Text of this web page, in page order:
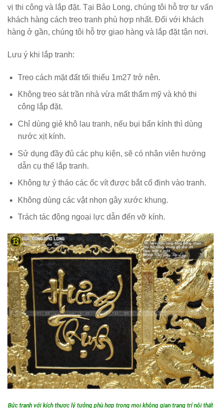
vị thi công và lắp đặt. Tại Bảo Long, chúng tôi hỗ trợ tư vấn
khách hàng cách treo tranh phù hợp nhất. Đối với khách
hàng ở gần, chúng tôi hỗ trợ giao hàng và lắp đặt tận nơi.
Lưu ý khi lắp tranh:
Treo cách mặt đất tối thiểu 1m27 trở nên.
Không treo sát trần nhà vừa mất thẩm mỹ và khó thi
công lắp đặt.
Chỉ dùng giẻ khô lau tranh, nếu bụi bẩn kính thì dùng
nước xịt kính.
Sử dụng đầy đủ các phụ kiện, sẽ có nhân viên hướng
dẫn cụ thể lắp tranh.
Không tự ý tháo các ốc vít được bắt cố định vào tranh.
Không dùng các vật nhọn gây xước khung.
Trách tác động ngoại lực dẫn đến vỡ kính.
Bức tranh với kích thươc lý tưởng phù hợp trong mọi không gian trang trí nội thất